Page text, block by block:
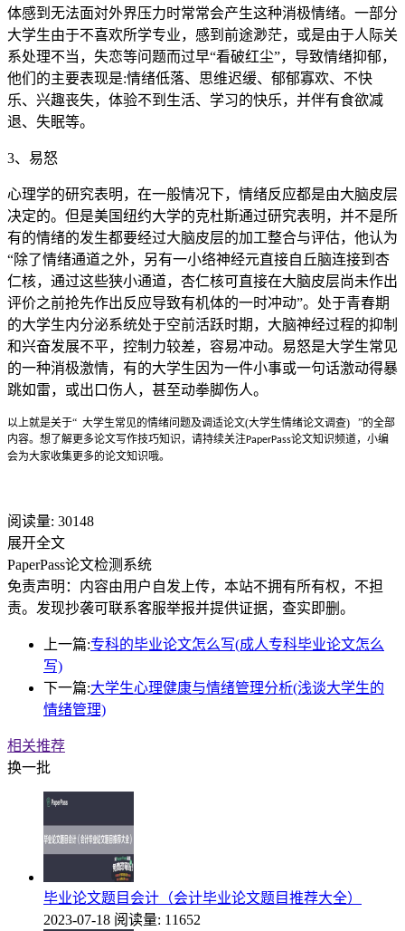
体感到无法面対外界压力时常常会产生这种消极情绪。一部分
大学生由于不喜欢所学专业，感到前途渺茫，或是由于人际关
系处理不当，失恋等问题而过早“看破红尘”，导致情绪抑郁，
他们的主要表现是:情绪低落、思维迟缓、郁郁寡欢、不快
乐、兴趣丧失，体验不到生活、学习的快乐，并伴有食欲减
退、失眠等。
3、易怒
心理学的研究表明，在一般情况下，情绪反应都是由大脑皮层
决定的。但是美国纽约大学的克杜斯通过研究表明，并不是所
有的情绪的发生都要经过大脑皮层的加工整合与评估，他认为
“除了情绪通道之外，另有一小络神经元直接自丘脑连接到杏
仁核，通过这些狭小通道，杏仁核可直接在大脑皮层尚未作出
评价之前抢先作出反应导致有机体的一时冲动”。处于青春期
的大学生内分泌系统处于空前活跃时期，大脑神经过程的抑制
和兴奋发展不平，控制力较差，容易冲动。易怒是大学生常见
的一种消极激情，有的大学生因为一件小事或一句话激动得暴
跳如雷，或出口伤人，甚至动拳脚伤人。
以上就是关于“ 大学生常见的情绪问题及调适论文(大学生情绪论文调查) ”的全部
内容。 想了解更多论文写作技巧知识，请持续关注PaperPass论文知识频道，小编
会为大家收集更多的论文知识哦。
阅读量: 30148
展开全文
PaperPass论文检测系统
免责声明：内容由用户自发上传，本站不拥有所有权，不担
责。发现抄袭可联系客服举报并提供证据，查实即删。
上一篇:专科的毕业论文怎么写(成人专科毕业论文怎么
写)
下一篇:大学生心理健康与情绪管理分析(浅谈大学生的
情绪管理)
相关推荐
换一批
毕业论文题目会计（会计毕业论文题目推荐大全）
2023-07-18 阅读量: 11652